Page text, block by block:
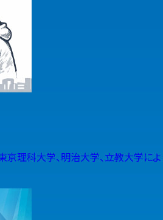
京理科大学、明治大学、立教大学によ